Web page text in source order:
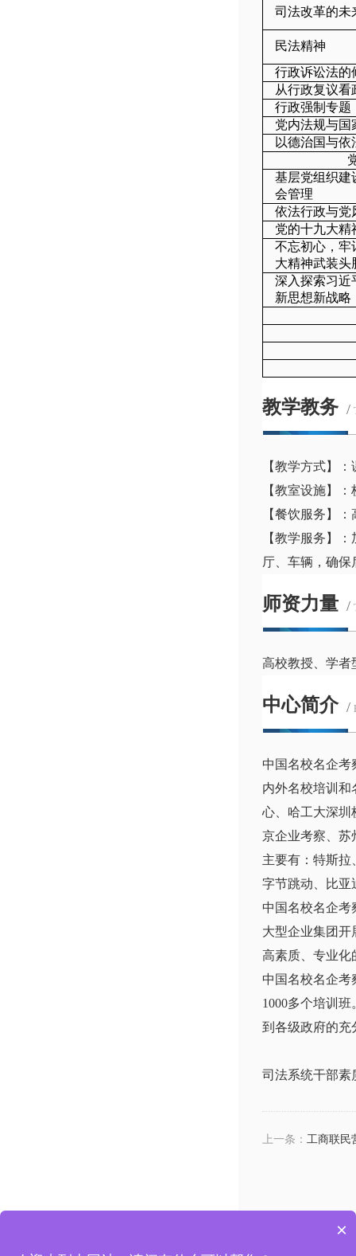
司法改革的未
民法精神
行政诉讼法的
从行政复议看
行政强制专题
党内法规与国
以德治国与
基层党组织建
会管理
依法行政与党
党的十九大精
不忘初心，牢
大精神武装头
深入探索习近
新思想新战略
教学教务 /
【教学方式】
【教室设施】
【餐饮服务】
【教学服务】
厅、车辆，确保
师资力量 /
高校教授、学者
中心简介 /
中国名校名企
内外名校培训
心、哈工大深圳
京企业考察、苏
主要有：特斯
字节跳动、比亚
中国名校名企
大型企业集团
高素质、专业化
中国名校名企考
1000多个培训
到各级政府的充
司法系统干部素
上一条： 工商联民
上海市杨浦区国权路525号复旦复华科技楼
×